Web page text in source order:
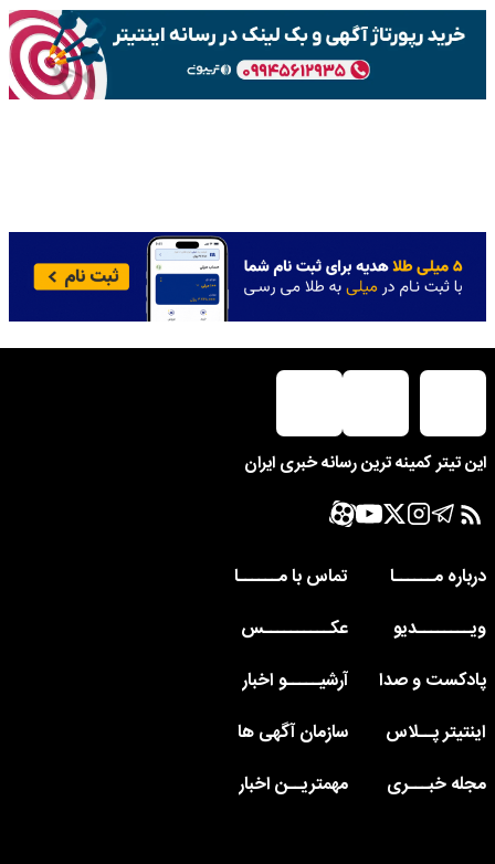
این تیتر کمینه ترین رسانه خبری ایران
درباره مــــــا
تماس با مــــــا
ویــــــــدیو
عکــــــــــس
پادکست و صدا
آرشیـــــو اخبار
اینتیتر پــلاس
سازمان آگهی ها
مجله خبـــری
مهمتریــن اخبار